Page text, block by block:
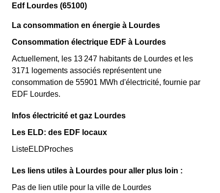
Edf Lourdes (65100)
La consommation en énergie à Lourdes
Consommation électrique EDF à Lourdes
Actuellement, les 13 247 habitants de Lourdes et les
3171 logements associés représentent une
consommation de 55901 MWh d'électricité, fournie par
EDF Lourdes.
Infos électricité et gaz Lourdes
Les ELD: des EDF locaux
ListeELDProches
Les liens utiles à Lourdes pour aller plus loin :
Pas de lien utile pour la ville de Lourdes